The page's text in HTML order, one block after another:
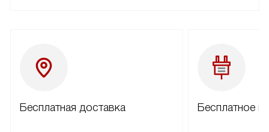
Бесплатная доставка Бесплатное